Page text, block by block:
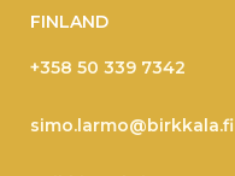
FINLAND
+358 50 339 7342
simo.larmo@birkkala.fi